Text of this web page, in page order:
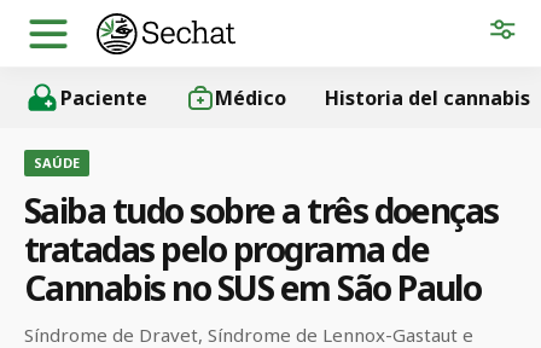
Paciente Médico Historia del cannabis
SAÚDE
Saiba tudo sobre a três doenças
tratadas pelo programa de
Cannabis no SUS em São Paulo
Síndrome de Dravet, Síndrome de Lennox-Gastaut e